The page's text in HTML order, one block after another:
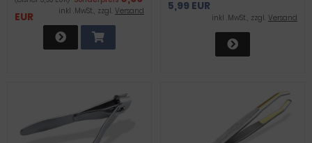
EUR
inkl .MwSt., zzgl. Versand 5,99 EUR
inkl .MwSt., zzgl. Versand